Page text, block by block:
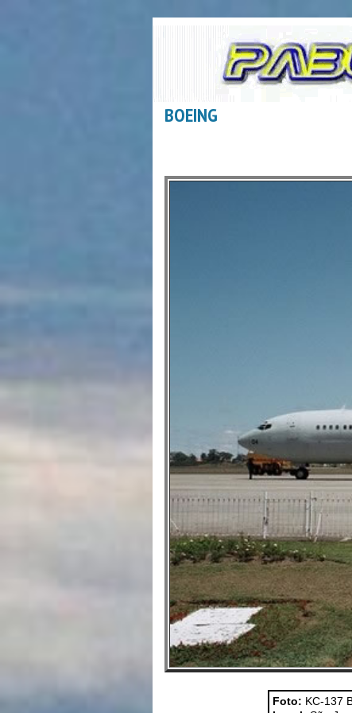
BOEING
Foto: KC-137